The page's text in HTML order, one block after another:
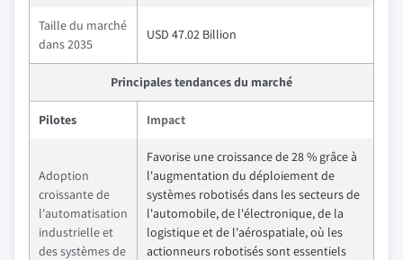
Taille du marché
dans 2035
USD 47.02 Billion
Principales tendances du marché
Pilotes Impact
Adoption
croissante de
l'automatisation
industrielle et
des systèmes de
Favorise une croissance de 28 % grâce à
l'augmentation du déploiement de
systèmes robotisés dans les secteurs de
l'automobile, de l'électronique, de la
logistique et de l'aérospatiale, où les
actionneurs robotisés sont essentiels